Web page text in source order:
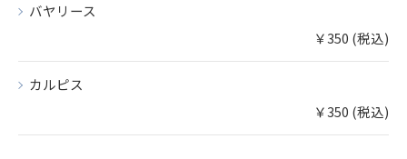
バヤリース
￥350 (税込)
カルピス
￥350 (税込)